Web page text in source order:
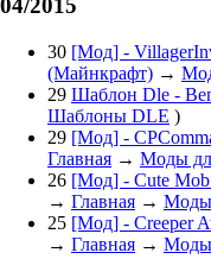
04/2015
30 [Мод] -
(Майнкрафт) →
29 Шаблон Dle -
Шаблоны DLE )
29 [Мод] -
Главная → Моды
26 [Мод] - Cute
→ Главная → Моды
25 [Мод] - Creeper
→ Главная → Моды